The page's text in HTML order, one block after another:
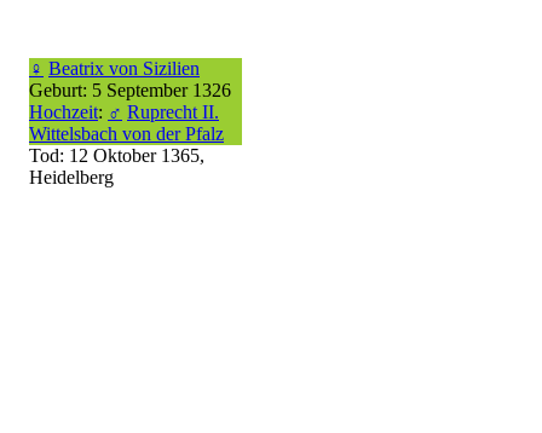
♀ Beatrix von Sizilien
Geburt: 5 September 1326
Hochzeit: ♂ Ruprecht II.
Wittelsbach von der Pfalz
Tod: 12 Oktober 1365,
Heidelberg